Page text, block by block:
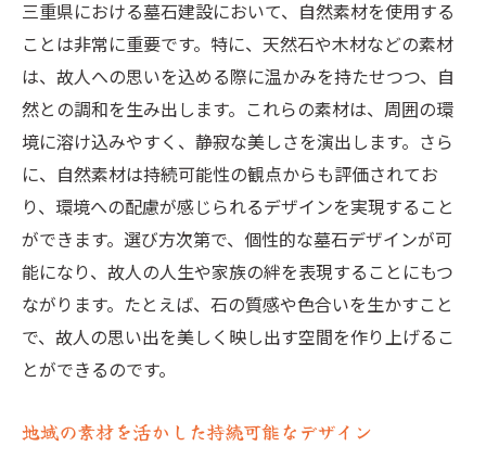
三重県における墓石建設において、自然素材を使用する
ことは非常に重要です。特に、天然石や木材などの素材
は、故人への思いを込める際に温かみを持たせつつ、自
然との調和を生み出します。これらの素材は、周囲の環
境に溶け込みやすく、静寂な美しさを演出します。さら
に、自然素材は持続可能性の観点からも評価されてお
り、環境への配慮が感じられるデザインを実現すること
ができます。選び方次第で、個性的な墓石デザインが可
能になり、故人の人生や家族の絆を表現することにもつ
ながります。たとえば、石の質感や色合いを生かすこと
で、故人の思い出を美しく映し出す空間を作り上げるこ
とができるのです。
地域の素材を活かした持続可能なデザイン